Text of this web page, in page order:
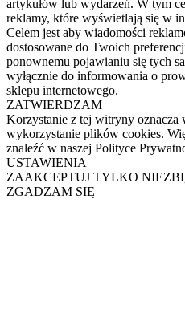
artykułów lub wydarzeń. W tym
reklamy, które wyświetlają się w
Celem jest aby wiadomości
dostosowane do Twoich
ponownemu pojawianiu się tych
wyłącznie do informowania o
sklepu internetowego.
ZATWIERDZAM
Korzystanie z tej witryny oznacza
wykorzystanie plików cookies.
znaleźć w naszej Polityce
USTAWIENIA
ZAAKCEPTUJ TYLKO
ZGADZAM SIĘ